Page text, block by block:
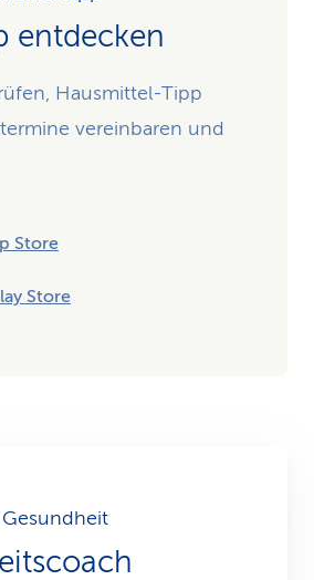
entdecken
Hausmittel-Tipp
vereinbaren und
Store
Store